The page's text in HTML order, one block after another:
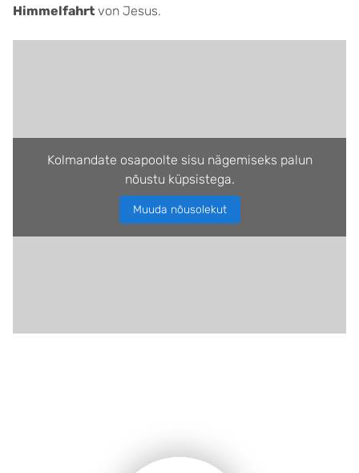
Himmelfahrt von Jesus.
Kolmandate osapoolte sisu nägemiseks palun
nõustu küpsistega.
Muuda nõusolekut